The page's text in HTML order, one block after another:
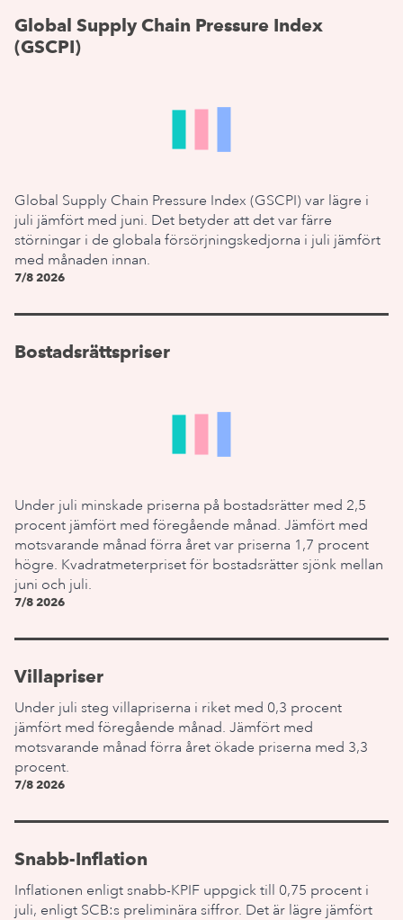
Global Supply Chain Pressure Index
(GSCPI)
Global Supply Chain Pressure Index (GSCPI) var lägre i
juli jämfört med juni. Det betyder att det var färre
störningar i de globala försörjningskedjorna i juli jämfört
med månaden innan.
7/8 2026
Bostadsrättspriser
Under juli minskade priserna på bostadsrätter med 2,5
procent jämfört med föregående månad. Jämfört med
motsvarande månad förra året var priserna 1,7 procent
högre. Kvadratmeterpriset för bostadsrätter sjönk mellan
juni och juli.
7/8 2026
Villapriser
Under juli steg villapriserna i riket med 0,3 procent
jämfört med föregående månad. Jämfört med
motsvarande månad förra året ökade priserna med 3,3
procent.
7/8 2026
Snabb-Inflation
Inflationen enligt snabb-KPIF uppgick till 0,75 procent i
juli, enligt SCB:s preliminära siffror. Det är lägre jämfört